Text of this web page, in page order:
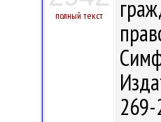
полный текст